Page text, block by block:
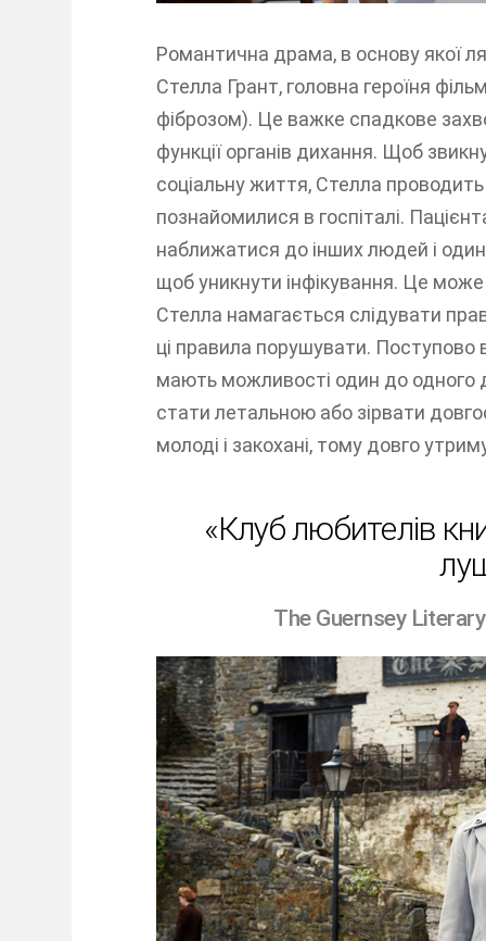
Романтична драма, в основу якої
Стелла Грант, головна героїня
фіброзом). Це важке спадкове
функції органів дихання. Щоб
соціальну життя, Стелла
познайомилися в госпіталі.
наближатися до інших людей і
щоб уникнути інфікування. Це
Стелла намагається слідувати
ці правила порушувати. Поступово
мають можливості один до одного
стати летальною або зірвати
молоді і закохані, тому довго
«Клуб любителів
The Guernsey